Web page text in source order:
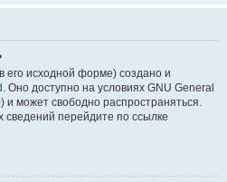
его исходной форме) создано и
. Оно доступно на условиях GNU General
и может свободно распространяться.
перейдите по ссылке